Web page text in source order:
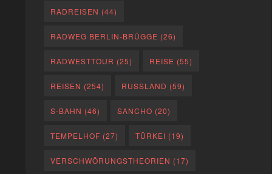
RADREISEN (44)
RADWEG BERLIN-BRÜGGE (26)
RADWESTTOUR (25) REISE (55)
REISEN (254) RUSSLAND (59)
S-BAHN (46) SANCHO (20)
TEMPELHOF (27) TÜRKEI (19)
VERSCHWÖRUNGSTHEORIEN (17)